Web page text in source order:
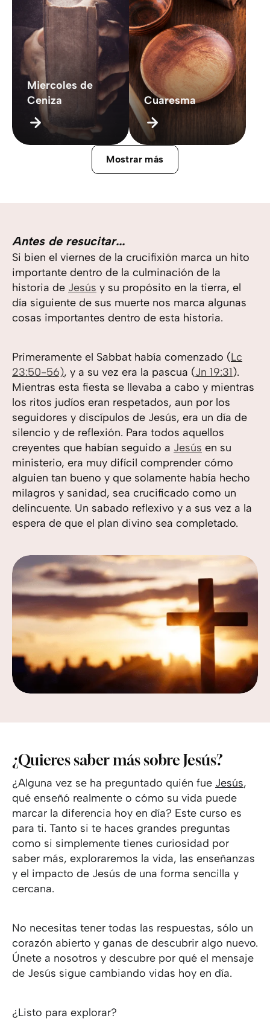
Miercoles de
Ceniza
Cuaresma
Mostrar más
Antes de resucitar...
Si bien el viernes de la crucifixión marca un hito
importante dentro de la culminación de la
historia de Jesús y su propósito en la tierra, el
día siguiente de sus muerte nos marca algunas
cosas importantes dentro de esta historia.
Primeramente el Sabbat había comenzado (Lc
23:50-56), y a su vez era la pascua (Jn 19:31).
Mientras esta fiesta se llevaba a cabo y mientras
los ritos judíos eran respetados, aun por los
seguidores y discípulos de Jesús, era un día de
silencio y de reflexión. Para todos aquellos
creyentes que habían seguido a Jesús en su
ministerio, era muy difícil comprender cómo
alguien tan bueno y que solamente había hecho
milagros y sanidad, sea crucificado como un
delincuente. Un sabado reflexivo y a sus vez a la
espera de que el plan divino sea completado.
¿Quieres saber más sobre Jesús?
¿Alguna vez se ha preguntado quién fue Jesús,
qué enseñó realmente o cómo su vida puede
marcar la diferencia hoy en día? Este curso es
para ti. Tanto si te haces grandes preguntas
como si simplemente tienes curiosidad por
saber más, exploraremos la vida, las enseñanzas
y el impacto de Jesús de una forma sencilla y
cercana.
No necesitas tener todas las respuestas, sólo un
corazón abierto y ganas de descubrir algo nuevo.
Únete a nosotros y descubre por qué el mensaje
de Jesús sigue cambiando vidas hoy en día.
¿Listo para explorar?